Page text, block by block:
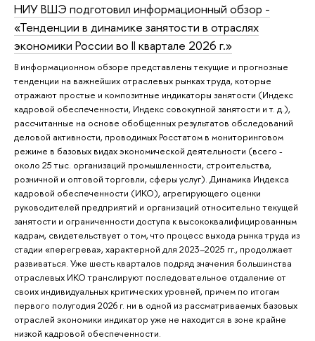
НИУ ВШЭ подготовил информационный обзор -
«Тенденции в динамике занятости в отраслях
экономики России во II квартале 2026 г.»
В информационном обзоре представлены текущие и прогнозные
тенденции на важнейших отраслевых рынках труда, которые
отражают простые и композитные индикаторы занятости (Индекс
кадровой обеспеченности, Индекс совокупной занятости и т. д.),
рассчитанные на основе обобщенных результатов обследований
деловой активности, проводимых Росстатом в мониторинговом
режиме в базовых видах экономической деятельности (всего -
около 25 тыс. организаций промышленности, строительства,
розничной и оптовой торговли, сферы услуг). Динамика Индекса
кадровой обеспеченности (ИКО), агрегирующего оценки
руководителей предприятий и организаций относительно текущей
занятости и ограниченности доступа к высококвалифицированным
кадрам, свидетельствует о том, что процесс выхода рынка труда из
стадии «перегрева», характерной для 2023–2025 гг., продолжает
развиваться. Уже шесть кварталов подряд значения большинства
отраслевых ИКО транслируют последовательное отдаление от
своих индивидуальных критических уровней, причем по итогам
первого полугодия 2026 г. ни в одной из рассматриваемых базовых
отраслей экономики индикатор уже не находится в зоне крайне
низкой кадровой обеспеченности.